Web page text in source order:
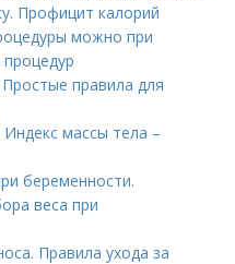
Профицит калорий
можно при
правила для
массы тела –
беременности.
веса при
Правила ухода за